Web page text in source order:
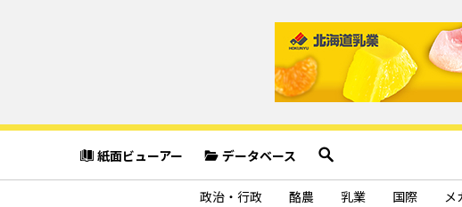
紙面ビューアー データベース
政治・行政 酪農 乳業 国際 メ